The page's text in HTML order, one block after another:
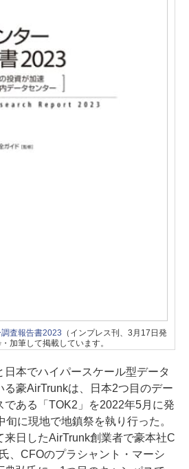
査報告書2023 （インプレス刊、3月17日発
加筆して掲載しています。
本でハイパースケール型データ
る豪AirTrunkは、日本2つ目のデー
である「TOK2」を2022年5月に発
に現地で地鎮祭を執り行った。
来日したAirTrunk創業者で豪本社C
、CFOのプラシャント・マーシ